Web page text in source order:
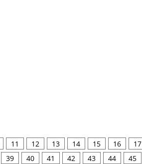
11 12 13 14 15 16 17
39 40 41 42 43 44 45